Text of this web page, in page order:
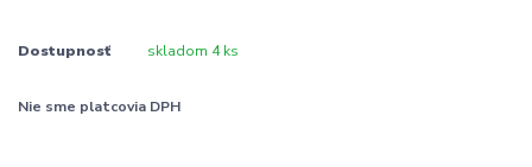
Dostupnosť skladom 4 ks
Nie sme platcovia DPH